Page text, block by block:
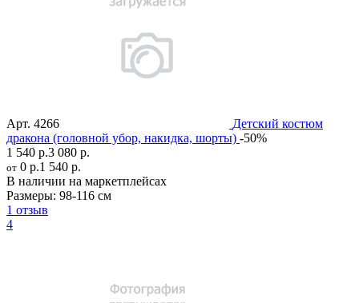
Арт. 4266
Детский костюм
дракона (головной убор, накидка, шорты) -50%
1 540 р.3 080 р.
от 0 р.1 540 р.
В наличии на маркетплейсах
Размеры: 98-116 см
1 отзыв
4